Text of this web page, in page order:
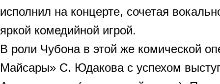
исполнил на концерте, сочетая
яркой комедийной игрой.
В роли Чубона в этой же комической
Майсары» С. Юдакова с успехом